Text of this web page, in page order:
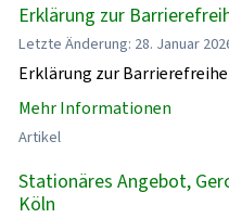
Erklärung zur
Letzte Änderung: 28. Januar
Erklärung zur
Mehr Informationen
Artikel
Stationäres Angebot,
Köln